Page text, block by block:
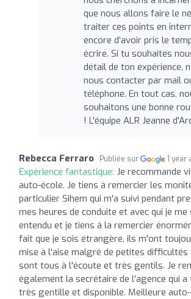
que nous allons faire le
traiter ces points en
encore d’avoir pris le
écrire. Si tu souhaites
détail de ton expérience,
nous contacter par mail
téléphone. En tout cas,
souhaitons une bonne
! L'équipe ALR Jeanne
Rebecca Ferraro Publiée sur 1 year
Expérience fantastique: Je recommande
auto-école. Je tiens à remercier les
particulier Sihem qui m'a suivi pendant
mes heures de conduite et avec qui je
entendu et je tiens à la remercier
fait que je sois étrangère, ils m'ont
mise à l'aise malgré de petites difficultés
sont tous à l'écoute et très gentils. Je
également la secrétaire de l'agence qui
très gentille et disponible. Meilleure